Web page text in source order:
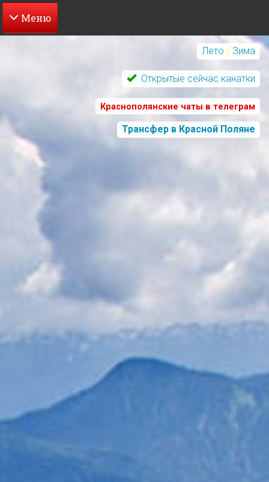
Перейти
Лето / Зима
Открытые сейчас канатки
Краснополянские чаты в телеграм
Трансфер в Красной Поляне